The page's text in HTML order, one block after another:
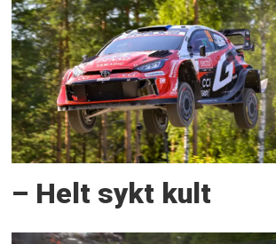
– Helt sykt kult